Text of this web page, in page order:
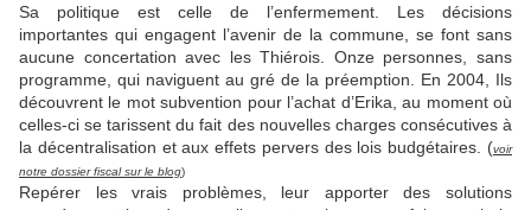
Sa politique est celle de l’enfermement. Les décisions
importantes qui engagent l’avenir de la commune, se font sans
aucune concertation avec les Thiérois. Onze personnes, sans
programme, qui naviguent au gré de la préemption. En 2004, Ils
découvrent le mot subvention pour l’achat d’Erika, au moment où
celles-ci se tarissent du fait des nouvelles charges consécutives à
la décentralisation et aux effets pervers des lois budgétaires. (voir
notre dossier fiscal sur le blog)
Repérer les vrais problèmes, leur apporter des solutions